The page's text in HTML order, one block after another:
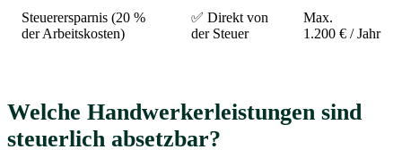
Steuerersparnis (20 %
der Arbeitskosten)
✅ Direkt von
der Steuer
Max.
1.200 € / Jahr
Welche Handwerkerleistungen sind
steuerlich absetzbar?